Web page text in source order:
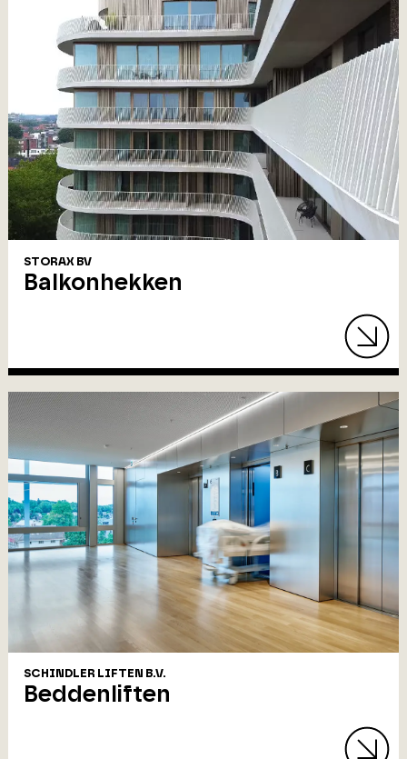
STORAX BV
Balkonhekken
SCHINDLER LIFTEN B.V.
Beddenliften